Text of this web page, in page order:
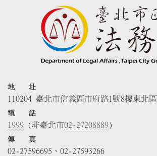
地 址
110204 臺北市信義區市府路1號8樓東北區
電 話
1999 (非臺北市02-27208889)
傳 真
02-27596695、02-27593266